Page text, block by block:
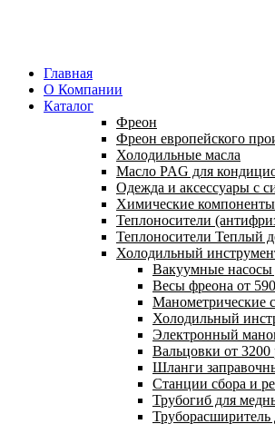
Главная
О Компании
Каталог
Фреон
Фреон европейского
Холодильные масла
Масло PAG для
Одежда и аксессуары с
Химические
Теплоносители
Теплоносители Теплый
Холодильный
Вакуумные насосы
Весы фреона от
Манометрические
Холодильный
Электронный
Вальцовки от 3200
Шланги
Станции сбора и
Трубогиб для